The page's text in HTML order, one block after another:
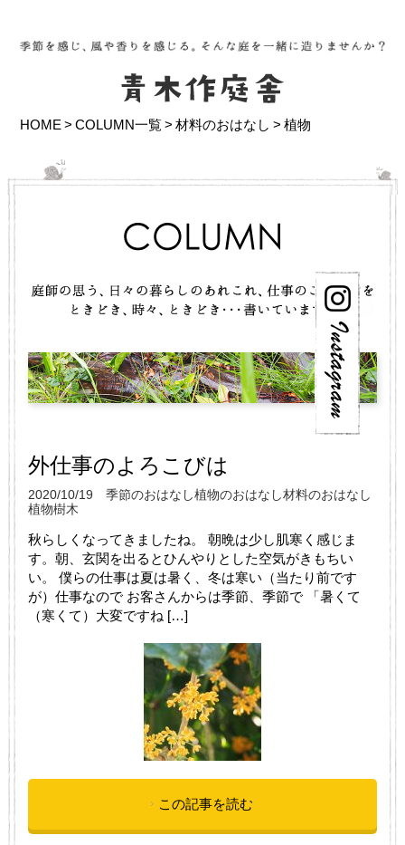
HOME COLUMN一覧 材料のおはなし 植物
外仕事のよろこびは
2020/10/19 季節のおはなし植物のおはなし材料のおはなし
植物樹木
秋らしくなってきましたね。 朝晩は少し肌寒く感じま
す。朝、玄関を出るとひんやりとした空気がきもちい
い。 僕らの仕事は夏は暑く、冬は寒い（当たり前です
が）仕事なので お客さんからは季節、季節で 「暑くて
（寒くて）大変ですね […]
この記事を読む